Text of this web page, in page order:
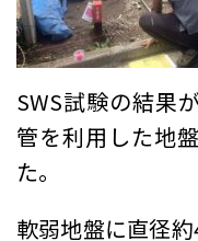
SWS試験の結果
管を利用した地
た。
軟弱地盤に直径